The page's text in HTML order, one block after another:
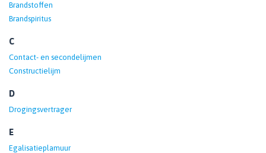
Brandstoffen
Brandspiritus
C
Contact- en secondelijmen
Constructielijm
D
Drogingsvertrager
E
Egalisatieplamuur